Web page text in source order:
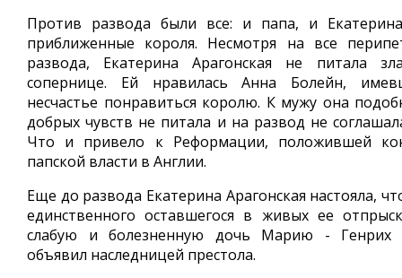
Против развода были все: и папа, и
приближенные короля. Несмотря на все
развода, Екатерина Арагонская не питала
сопернице. Ей нравилась Анна Болейн,
несчастье понравиться королю. К мужу она
добрых чувств не питала и на развод не
Что и привело к Реформации, положившей
папской власти в Англии.
Еще до развода Екатерина Арагонская настояла,
единственного оставшегося в живых ее
слабую и болезненную дочь Марию - Генрих
объявил наследницей престола.